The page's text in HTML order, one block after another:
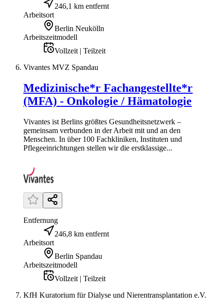
246,1 km entfernt
Arbeitsort
Berlin Neukölln
Arbeitszeitmodell
Vollzeit | Teilzeit
Vivantes MVZ Spandau
Medizinische*r Fachangestellte*r
(MFA) - Onkologie / Hämatologie
Vivantes ist Berlins größtes Gesundheitsnetzwerk –
gemeinsam verbunden in der Arbeit mit und an den
Menschen. In über 100 Fachkliniken, Instituten und
Pflegeeinrichtungen stellen wir die erstklassige...
Entfernung
246,8 km entfernt
Arbeitsort
Berlin Spandau
Arbeitszeitmodell
Vollzeit | Teilzeit
KfH Kuratorium für Dialyse und Nierentransplantation e.V.